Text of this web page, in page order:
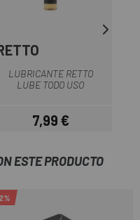
LUBRICANTE RETTO
LUBE TODO USO
Precio
7,99 €
ESTE PRODUCTO